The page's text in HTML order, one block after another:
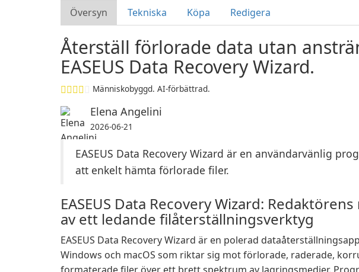
Översyn Tekniska Köpa Redigera
Återställ förlorade data utan
EASEUS Data Recovery Wizard.
Människobyggd. AI-förbättrad.
Elena Angelini
2026-06-21
EASEUS Data Recovery Wizard är en användarvänlig
att enkelt hämta förlorade filer.
EASEUS Data Recovery Wizard:
av ett ledande filåterställningsverktyg
EASEUS Data Recovery Wizard är en polerad
Windows och macOS som riktar sig mot förlorade, raderade,